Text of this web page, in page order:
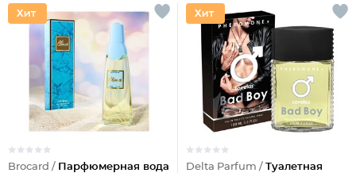
Brocard / Парфюмерная вода
Delta Parfum / Туалетная